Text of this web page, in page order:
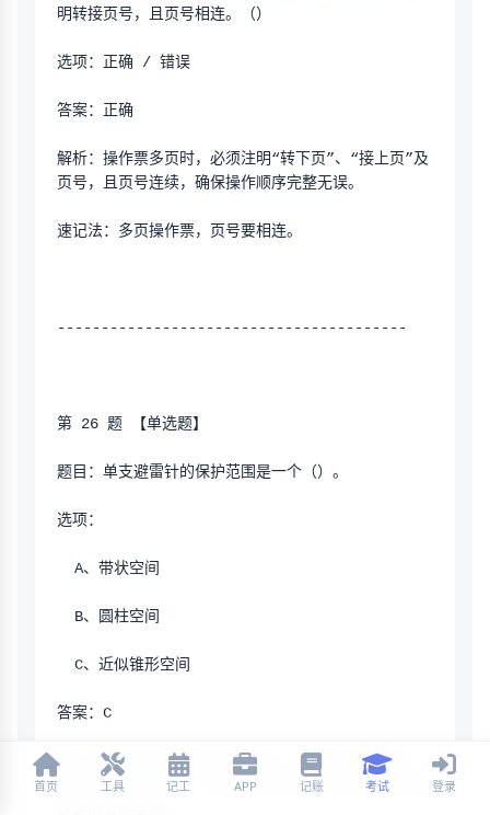
首页 工具 记工 APP 记账 考试 登录
明转接页号，且页号相连。（）
选项：正确 / 错误
答案：正确
解析：操作票多页时，必须注明“转下页”、“接上页”及
页号，且页号连续，确保操作顺序完整无误。
速记法：多页操作票，页号要相连。
----------------------------------------
第 26 题 【单选题】
题目：单支避雷针的保护范围是一个（）。
选项：
  A、带状空间
  B、圆柱空间
  C、近似锥形空间
答案：C
解析：单支避雷针的保护范围是一个近似圆锥形的空
间，顶部保护半径小，地面保护半径大。因此正确答案